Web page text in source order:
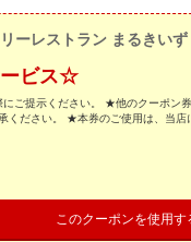
ーレストラン まるきいず
ビス☆
ご提示ください。 ★他のクーポン
ください。 ★本券のご使用は、当
このクーポンを使用す